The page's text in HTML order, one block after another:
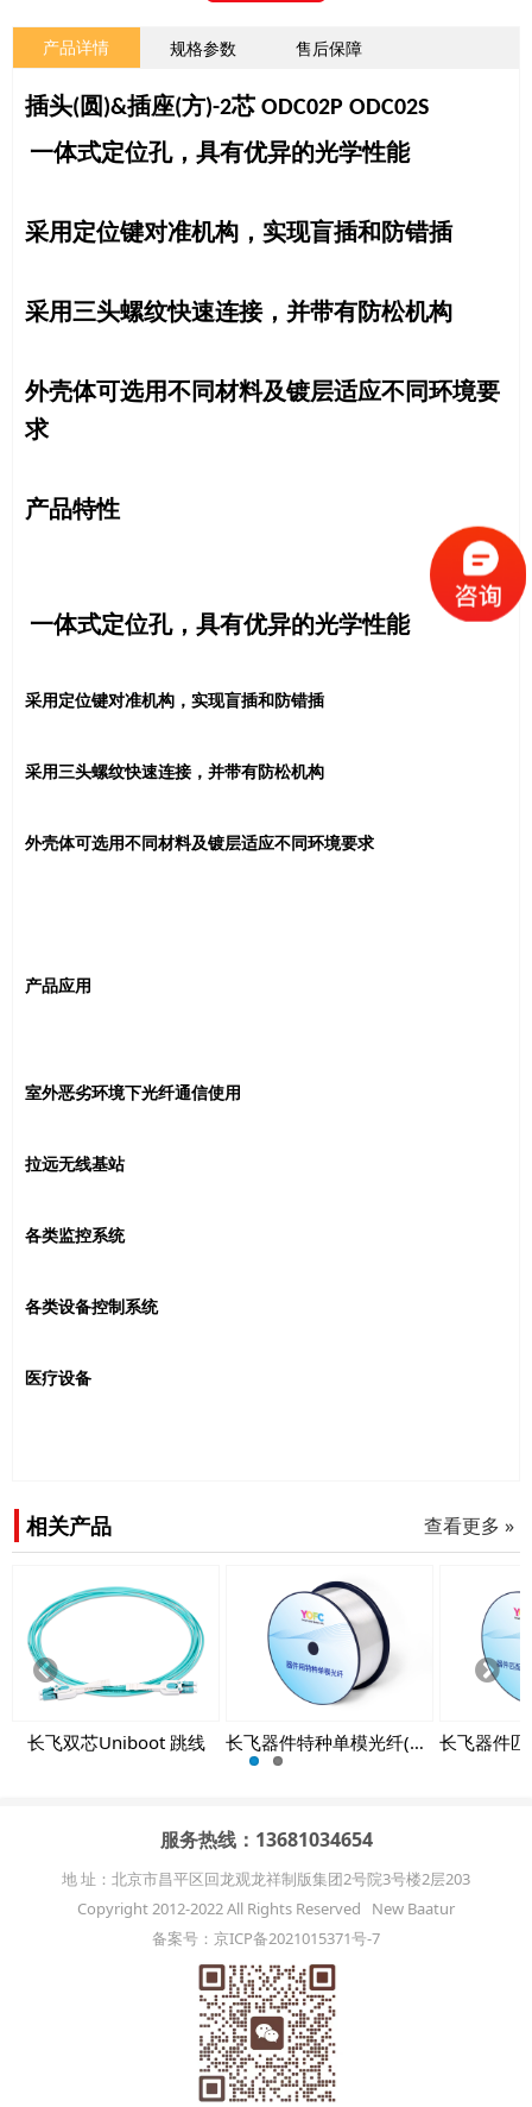
产品详情 规格参数 售后保障
插头( 圆 )&插座(方)-2芯 ODC02P ODC02S
一体式定位孔，具有优异的光学性能
采用定位键对准机构，实现盲插和防错插
采用三头螺纹快速连接，并带有防松机构
外壳体可选用不同材料及镀层适应不同环境要
求
产品特性
一体式定位孔，具有优异的光学性能
采用定位键对准机构，实现盲插和防错插
采用三头螺纹快速连接，并带有防松机构
外壳体可选用不同材料及镀层适应不同环境要求
产品应用
室外恶劣环境下光纤通信使用
拉远无线基站
各类监控系统
各类设备控制系统
医疗设备
相关产品 查看更多 »
长飞双芯Uniboot 跳线 长飞器件特种单模光纤(PH-SMF)
Prev
ious
服务热线：13681034654
地 址：北京市昌平区回龙观龙祥制版集团2号院3号楼2层203
Copyright 2012-2022 All Rights Reserved New Baatur
备案号：京ICP备2021015371号-7